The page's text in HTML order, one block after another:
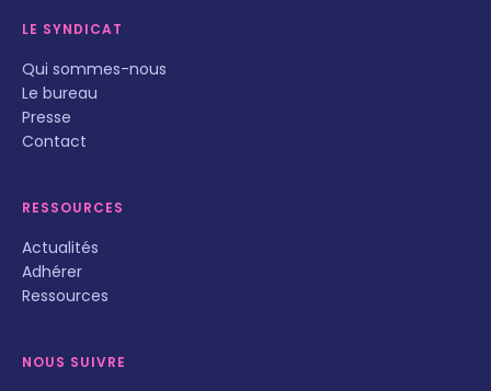
LE SYNDICAT
Qui sommes-nous
Le bureau
Presse
Contact
RESSOURCES
Actualités
Adhérer
Ressources
NOUS SUIVRE